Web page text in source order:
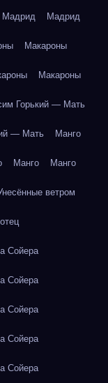
Мадрид Мадрид
Макароны
Макароны
Горький — Мать
— Мать Манго
Манго Манго
ветром
Сойера
Сойера
Сойера
Сойера
Сойера